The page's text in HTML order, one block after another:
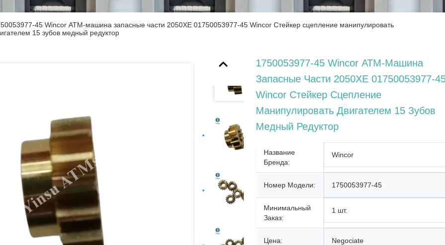
45 Wincor АТМ-машина запасные части 2050XE 01750053977-45 Wincor Стейкер сцепление манипулировать
15 зубов медный редуктор
1750053977-45 Wincor АТМ-Машина
Запасные Части 2050XE 01750053977-
Wincor Стейкер Сцепление
Манипулировать Двигателем 15 Зубов
Медный Редуктор
Название
Бренда:
Wincor
Номер Модели: 1750053977-45
Минимальный
Заказ:
1 шт.
Цена: Negociate